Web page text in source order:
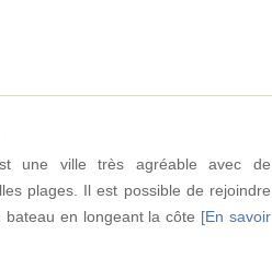
une ville très agréable avec de
plages. Il est possible de rejoindre
bateau en longeant la côte [En savoir